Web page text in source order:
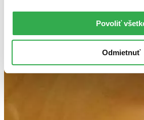
Povoliť
Odmietnuť